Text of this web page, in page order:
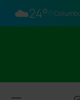
☁️24°